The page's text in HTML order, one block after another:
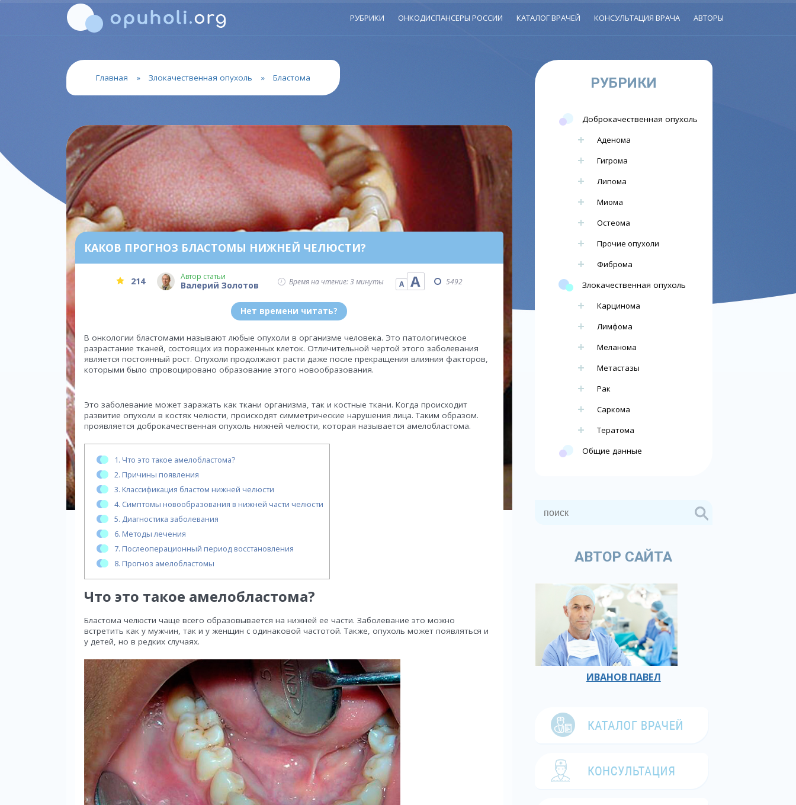
РУБРИКИ ОНКОДИСПАНСЕРЫ РОССИИ КАТАЛОГ ВРАЧЕЙ КОНСУЛЬТАЦИЯ ВРАЧА АВТОРЫ
Главная » Злокачественная опухоль » Бластома
КАКОВ ПРОГНОЗ БЛАСТОМЫ НИЖНЕЙ ЧЕЛЮСТИ?
214 Автор статьи
Валерий Золотов Время на чтение: 3 минуты А А 5492
Нет времени читать?
В онкологии бластомами называют любые опухоли в организме человека. Это патологическое
разрастание тканей, состоящих из пораженных клеток. Отличительной чертой этого заболевания
является постоянный рост. Опухоли продолжают расти даже после прекращения влияния факторов,
которыми было спровоцировано образование этого новообразования.
Это заболевание может заражать как ткани организма, так и костные ткани. Когда происходит
развитие опухоли в костях челюсти, происходят симметрические нарушения лица. Таким образом.
проявляется доброкачественная опухоль нижней челюсти, которая называется амелобластома.
1. Что это такое амелобластома?
2. Причины появления
3. Классификация бластом нижней челюсти
4. Симптомы новообразования в нижней части челюсти
5. Диагностика заболевания
6. Методы лечения
7. Послеоперационный период восстановления
8. Прогноз амелобластомы
Что это такое амелобластома?
Бластома челюсти чаще всего образовывается на нижней ее части. Заболевание это можно
встретить как у мужчин, так и у женщин с одинаковой частотой. Также, опухоль может появляться и
у детей, но в редких случаях.
РУБРИКИ
Доброкачественная опухоль
Аденома
Гигрома
Липома
Миома
Остеома
Прочие опухоли
Фиброма
Злокачественная опухоль
Карцинома
Лимфома
Меланома
Метастазы
Рак
Саркома
Тератома
Общие данные
АВТОР САЙТА
ИВАНОВ ПАВЕЛ